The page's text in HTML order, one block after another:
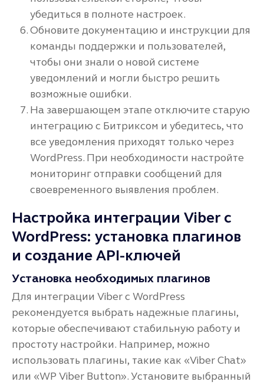
убедиться в полноте настроек.
Обновите документацию и инструкции для
команды поддержки и пользователей,
чтобы они знали о новой системе
уведомлений и могли быстро решить
возможные ошибки.
На завершающем этапе отключите старую
интеграцию с Битриксом и убедитесь, что
все уведомления приходят только через
WordPress. При необходимости настройте
мониторинг отправки сообщений для
своевременного выявления проблем.
Настройка интеграции Viber с
WordPress: установка плагинов
и создание API-ключей
Установка необходимых плагинов
Для интеграции Viber с WordPress
рекомендуется выбрать надежные плагины,
которые обеспечивают стабильную работу и
простоту настройки. Например, можно
использовать плагины, такие как «Viber Chat»
или «WP Viber Button». Установите выбранный